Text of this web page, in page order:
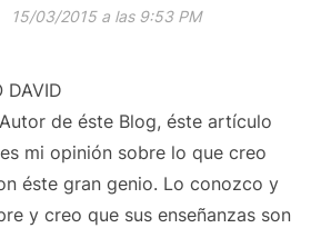
15/03/2015 a las 9:53 PM
DAVID
de éste Blog, éste artículo
mi opinión sobre lo que creo
éste gran genio. Lo conozco y
y creo que sus enseñanzas son